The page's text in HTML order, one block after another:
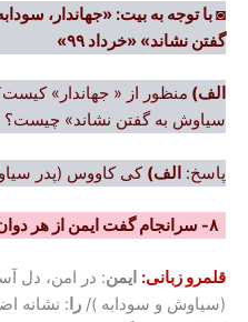
◙با توجه به بیت: «جهاندار،
گفتن نشاند» «خرداد ۹۹»
الف) منظور از « جهاندار»
سیاوش به گفتن نشاند» چیست؟
پاسخ: الف) کی کاووس (پدر
۸- سرانجام گفت ایمن از هر دوان / نه گردد مرا دل، نه روشن روان
قلمرو زبانی: ایمن: در امن، دل
(سیاوش و سودابه )/ را : نشانه